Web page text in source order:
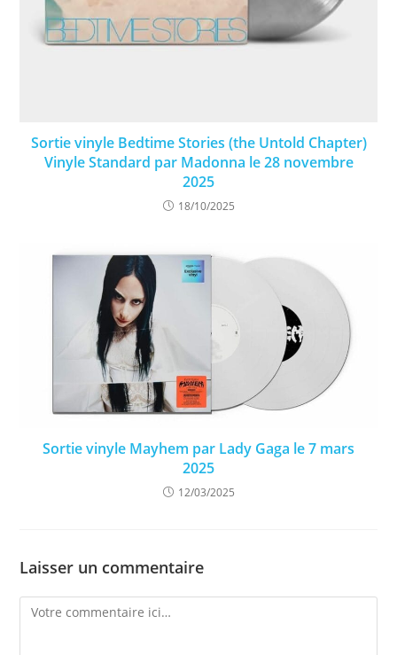
Sortie vinyle Bedtime Stories (the Untold Chapter)
Vinyle Standard par Madonna le 28 novembre
2025
18/10/2025
Sortie vinyle Mayhem par Lady Gaga le 7 mars
2025
12/03/2025
Laisser un commentaire
Comment